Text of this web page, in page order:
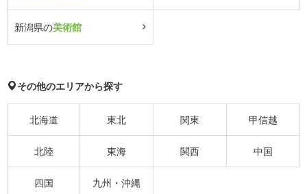
新潟県の美術館
その他のエリアから探す
北海道 東北 関東 甲信越
北陸 東海 関西 中国
四国 九州・沖縄